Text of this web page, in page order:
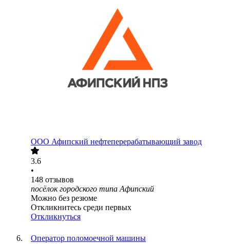
ООО Афипский нефтеперерабатывающий завод
3.6
•
148 отзывов
посёлок городского типа Афипский
Можно без резюме
Откликнитесь среди первых
Откликнуться
Оператор поломоечной машины